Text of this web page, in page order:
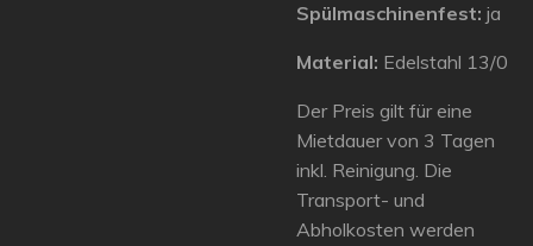
Spülmaschinenfest: ja
Material: Edelstahl 13/0
Der Preis gilt für eine
Mietdauer von 3 Tagen
inkl. Reinigung. Die
Transport- und
Abholkosten werden